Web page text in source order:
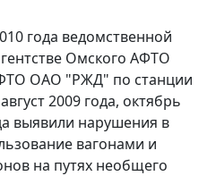
года ведомственной
Омского АФТО
ОАО "РЖД" по станции
2009 года, октябрь
выявили нарушения в
вагонами и
на путях необщего